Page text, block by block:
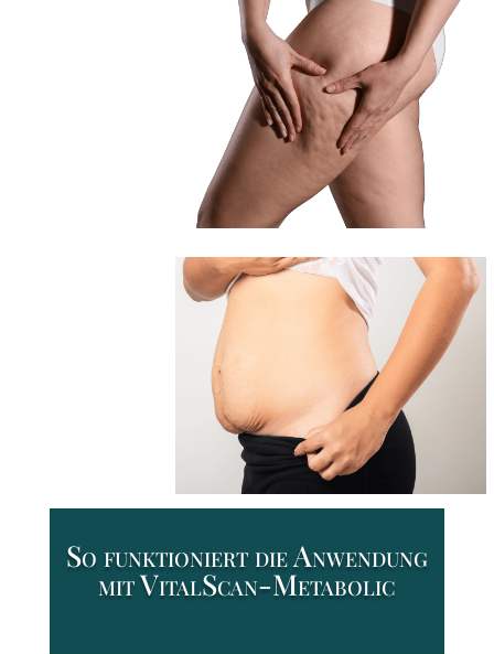
So funktioniert die Anwendung
mit VitalScan-Metabolic